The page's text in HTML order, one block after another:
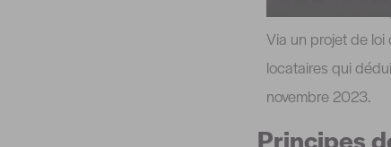
Via un projet de
locataires qui
novembre 2023.
Principes